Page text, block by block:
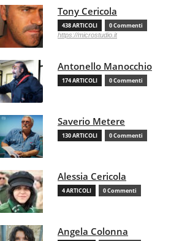
Tony Cericola
438 ARTICOLI 0 Commenti
https://microstudio.it
Antonello Manocchio
174 ARTICOLI 0 Commenti
Saverio Metere
130 ARTICOLI 0 Commenti
Alessia Cericola
4 ARTICOLI 0 Commenti
Angela Colonna